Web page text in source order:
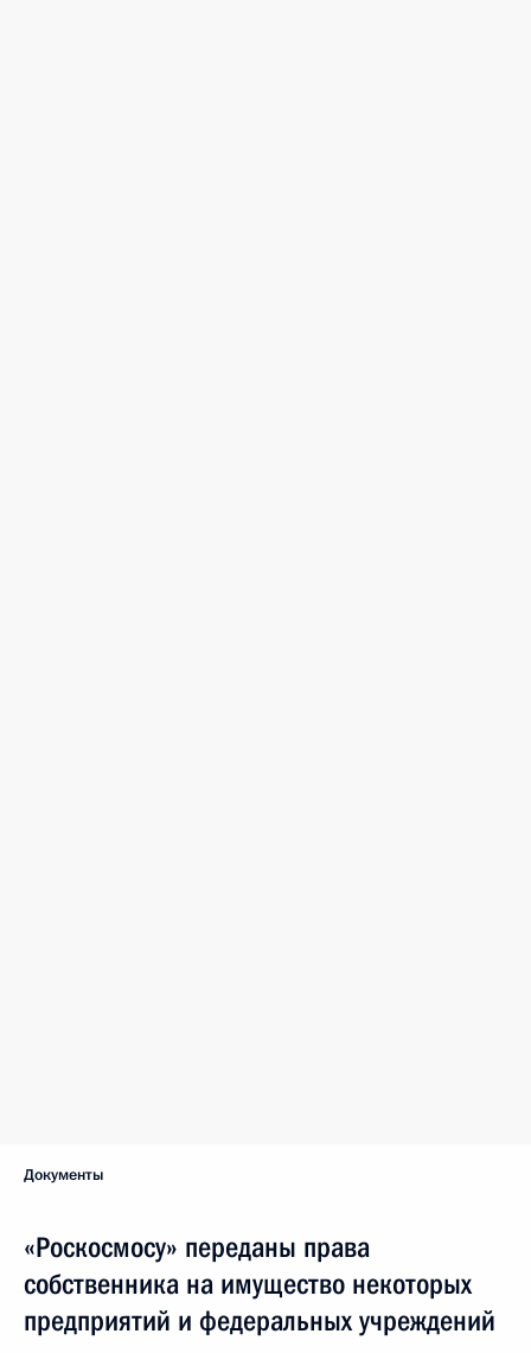
Документы
«Роскосмосу» переданы права
собственника на имущество некоторых
предприятий и федеральных учреждений